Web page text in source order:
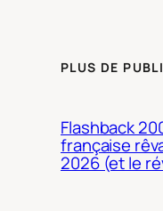
PLUS DE
Flashback
française
2026 (et le